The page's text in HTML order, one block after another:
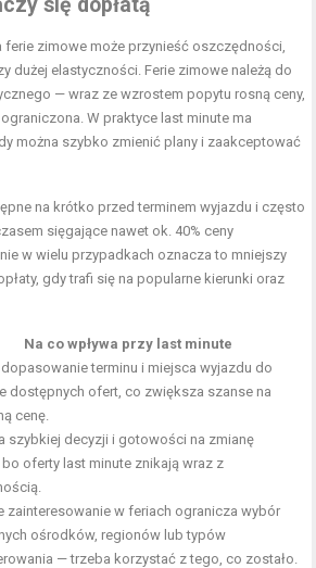
ferie zimowe może przynieść oszczędności,
dużej elastyczności. Ferie zimowe należą do
— wraz ze wzrostem popytu rosną ceny,
W praktyce last minute ma
można szybko zmienić plany i zaakceptować
na krótko przed terminem wyjazdu i często
sięgające nawet ok. 40% ceny
w wielu przypadkach oznacza to mniejszy
gdy trafi się na popularne kierunki oraz
Na co wpływa przy last minute
dopasowanie terminu i miejsca wyjazdu do
dostępnych ofert, co zwiększa szanse na
cenę.
szybkiej decyzji i gotowości na zmianę
bo oferty last minute znikają wraz z
zainteresowanie w feriach ogranicza wybór
ośrodków, regionów lub typów
— trzeba korzystać z tego, co zostało.